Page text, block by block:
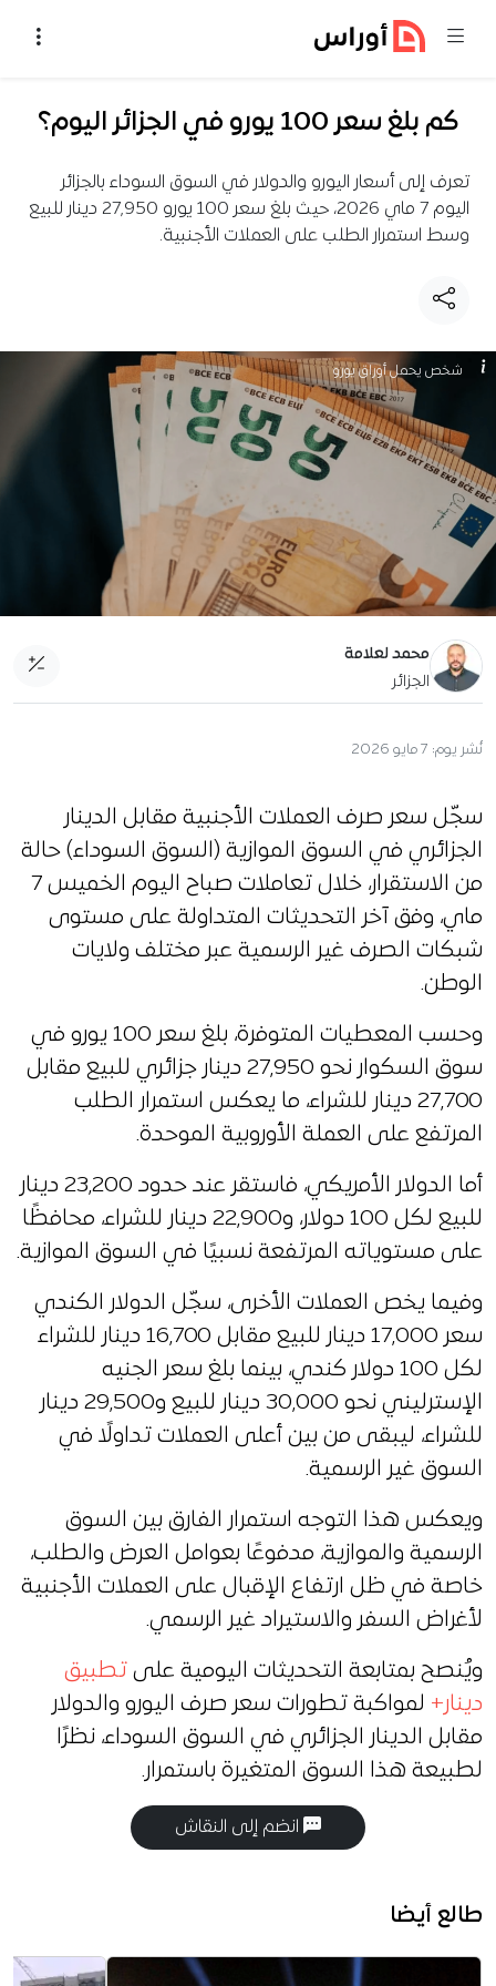
كم بلغ سعر 100 يورو في الجزائر اليوم؟
تعرف إلى أسعار اليورو والدولار في السوق السوداء بالجزائر
اليوم 7 ماي 2026، حيث بلغ سعر 100 يورو 27,950 دينار للبيع
وسط استمرار الطلب على العملات الأجنبية.
شخص يحمل أوراق يورو
محمد لعلامة
الجزائر
نُشر يوم: 7 مايو 2026
سجّل سعر صرف العملات الأجنبية مقابل الدينار
الجزائري في السوق الموازية (السوق السوداء) حالة
من الاستقرار، خلال تعاملات صباح اليوم الخميس 7
ماي، وفق آخر التحديثات المتداولة على مستوى
شبكات الصرف غير الرسمية عبر مختلف ولايات
الوطن.
وحسب المعطيات المتوفرة، بلغ سعر 100 يورو في
سوق السكوار نحو 27,950 دينار جزائري للبيع مقابل
27,700 دينار للشراء، ما يعكس استمرار الطلب
المرتفع على العملة الأوروبية الموحدة.
أما الدولار الأمريكي، فاستقر عند حدود 23,200 دينار
للبيع لكل 100 دولار، و22,900 دينار للشراء، محافظًا
على مستوياته المرتفعة نسبيًا في السوق الموازية.
وفيما يخص العملات الأخرى، سجّل الدولار الكندي
سعر 17,000 دينار للبيع مقابل 16,700 دينار للشراء
لكل 100 دولار كندي، بينما بلغ سعر الجنيه
الإسترليني نحو 30,000 دينار للبيع و29,500 دينار
للشراء، ليبقى من بين أعلى العملات تداولًا في
السوق غير الرسمية.
ويعكس هذا التوجه استمرار الفارق بين السوق
الرسمية والموازية، مدفوعًا بعوامل العرض والطلب،
خاصة في ظل ارتفاع الإقبال على العملات الأجنبية
لأغراض السفر والاستيراد غير الرسمي.
ويُنصح بمتابعة التحديثات اليومية على تطبيق
دينار+ لمواكبة تطورات سعر صرف اليورو والدولار
مقابل الدينار الجزائري في السوق السوداء، نظرًا
لطبيعة هذا السوق المتغيرة باستمرار.
انضم إلى النقاش
طالع أيضا